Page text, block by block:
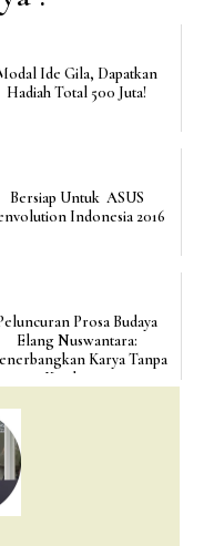
Ide Gila, Dapatkan
Hadiah Total 500 Juta!
Bersiap Untuk ASUS
Indonesia 2016
Prosa Budaya
Elang Nuswantara:
Karya Tanpa
Ketaksaan